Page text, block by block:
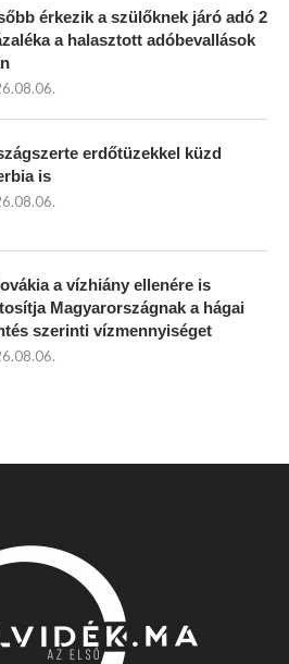
érkezik a szülőknek járó adó 2
a halasztott adóbevallások
erdőtüzekkel küzd
is
a vízhiány ellenére is
Magyarországnak a hágai
szerinti vízmennyiséget